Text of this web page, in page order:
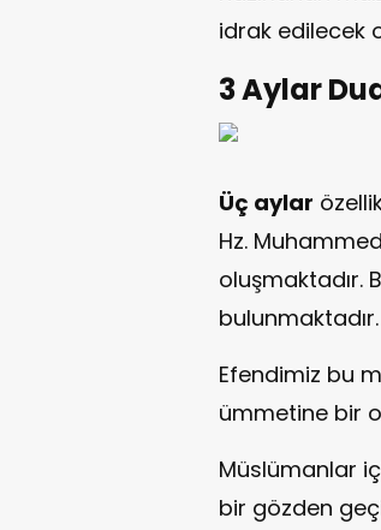
idrak edilecek
3 Aylar
Üç aylar
Hz.
oluşmaktadır.
bulunmaktadır.
Efendimiz bu
ümmetine bir
Müslümanlar
bir gözden